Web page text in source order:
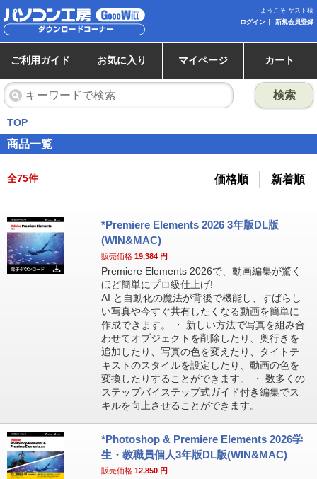
ようこそ ゲスト様
ログイン
新規会員登録
ご利用ガイド お気に入り マイページ カート
検索
TOP
商品一覧
全75件 価格順 新着順
*Premiere Elements 2026 3年版DL版
(WIN&MAC)
販売価格 19,384 円
Premiere Elements 2026で、動画編集が驚く
ほど簡単にプロ級仕上げ!
AI と自動化の魔法が背後で機能し、すばらし
い写真や今すぐ共有したくなる動画を簡単に
作成できます。 ・ 新しい方法で写真を組み合
わせてオブジェクトを削除したり、奥行きを
追加したり、写真の色を変えたり、タイトテ
キストのスタイルを設定したり、動画の色を
変換したりすることができます。 ・ 数多くの
ステップバイステップ式ガイド付き編集でス
キルを向上させることができます。
*Photoshop & Premiere Elements 2026学
生・教職員個人3年版DL版(WIN&MAC)
販売価格 12,850 円